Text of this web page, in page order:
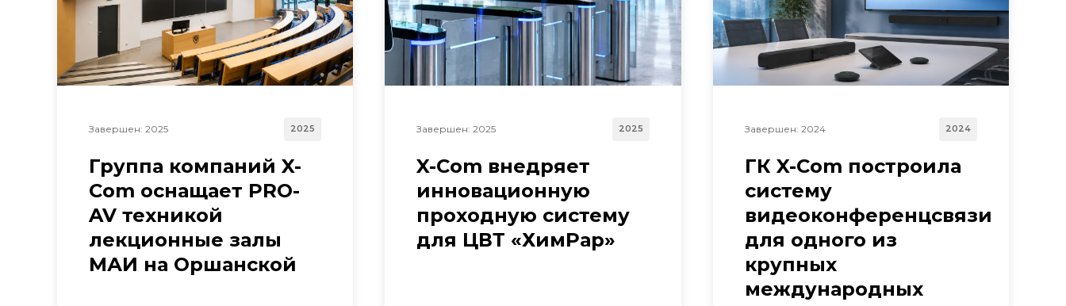
Завершен: 2025 2025
Группа компаний X-
Com оснащает PRO-
AV техникой
лекционные залы
МАИ на Оршанской
Завершен: 2025 2025
X-Com внедряет
инновационную
проходную систему
для ЦВТ «ХимРар»
Завершен: 2024 2024
ГК X-Com построила
систему
видеоконференцсвязи
для одного из
крупных
международных